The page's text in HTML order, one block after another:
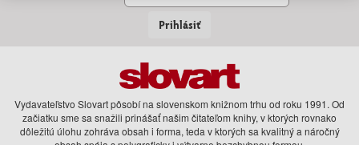
Prihlásiť
Vydavateľstvo Slovart pôsobí na slovenskom knižnom trhu od roku 1991. Od
začiatku sme sa snažili prinášať našim čitateľom knihy, v ktorých rovnako
dôležitú úlohu zohráva obsah i forma, teda v ktorých sa kvalitný a náročný